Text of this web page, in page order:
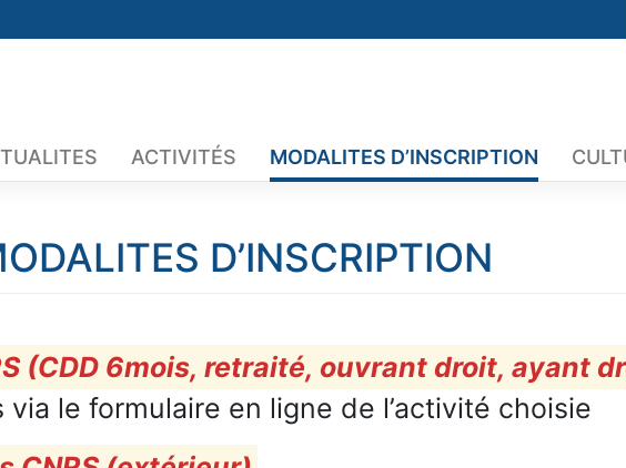
ACTIVITÉS MODALITES D’INSCRIPTION
D’INSCRIPTION
(CDD 6mois, retraité, ouvrant droit, ayant
via le formulaire en ligne de l’activité choisie